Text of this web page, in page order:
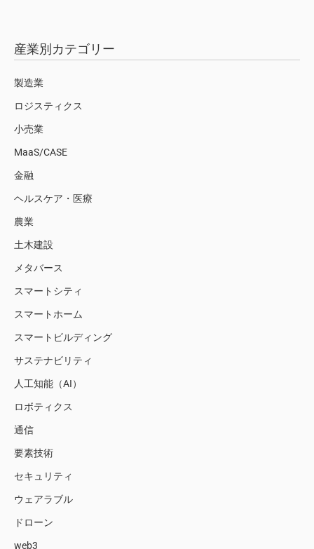
産業別カテゴリー
製造業
ロジスティクス
小売業
MaaS/CASE
金融
ヘルスケア・医療
農業
土木建設
メタバース
スマートシティ
スマートホーム
スマートビルディング
サステナビリティ
人工知能（AI）
ロボティクス
通信
要素技術
セキュリティ
ウェアラブル
ドローン
web3